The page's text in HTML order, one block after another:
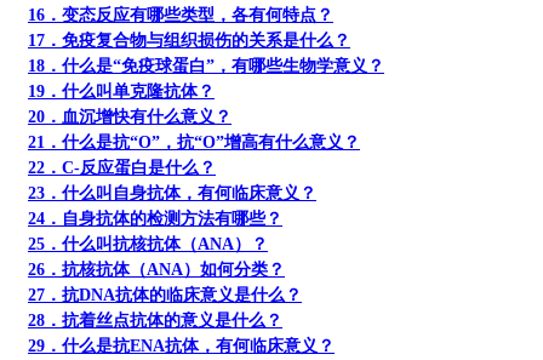
16．变态反应有哪些类型，各有何特点？
17．免疫复合物与组织损伤的关系是什么？
18．什么是“免疫球蛋白”，有哪些生物学意义？
19．什么叫单克隆抗体？
20．血沉增快有什么意义？
21．什么是抗“O”，抗“O”增高有什么意义？
22．C-反应蛋白是什么？
23．什么叫自身抗体，有何临床意义？
24．自身抗体的检测方法有哪些？
25．什么叫抗核抗体（ANA）？
26．抗核抗体（ANA）如何分类？
27．抗DNA抗体的临床意义是什么？
28．抗着丝点抗体的意义是什么？
29．什么是抗ENA抗体，有何临床意义？